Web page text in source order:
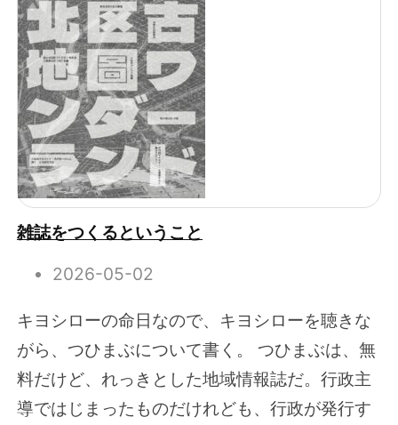
雑誌をつくるということ
2026-05-02
キヨシローの命日なので、キヨシローを聴きな
がら、つひまぶについて書く。 つひまぶは、無
料だけど、れっきとした地域情報誌だ。行政主
導ではじまったものだけれども、行政が発行す